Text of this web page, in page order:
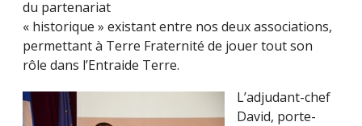
du partenariat
« historique » existant entre nos deux associations,
permettant à Terre Fraternité de jouer tout son
rôle dans l’Entraide Terre.
L’adjudant-chef
David, porte-